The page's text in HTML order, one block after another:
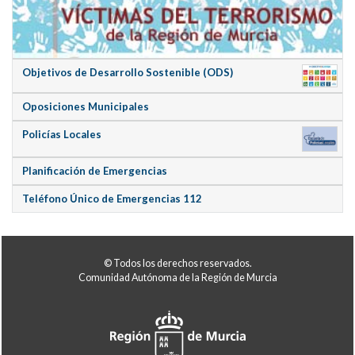
Objetivos de Desarrollo Sostenible (ODS)
Oposiciones Municipales
Policías Locales
Planificación de Emergencias
Teléfono Único de Emergencias 112
© Todos los derechos reservados.
Comunidad Autónoma de la Región de Murcia